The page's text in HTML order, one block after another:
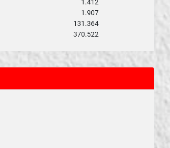
1.412
1.907
131.364
370.522